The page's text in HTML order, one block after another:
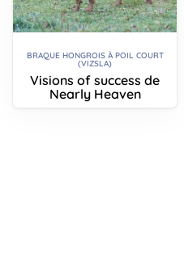
BRAQUE HONGROIS À POIL COURT
(VIZSLA)
Visions of success de
Nearly Heaven